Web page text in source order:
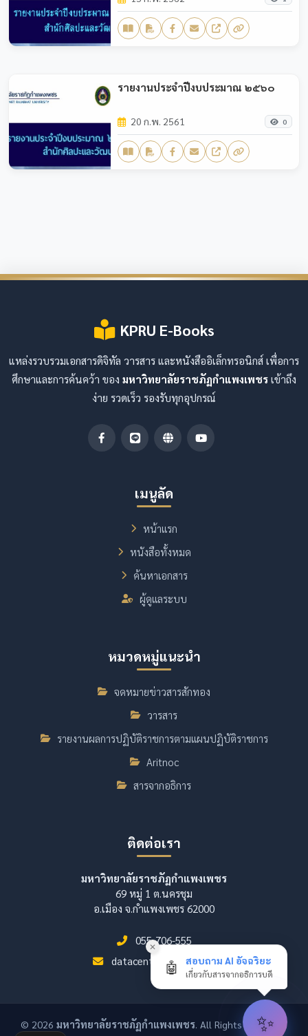
รายงานประจำปีงบประมาณ ๒๕๖๐
20 ก.พ. 2561 0
KPRU E-Books
แหล่งรวบรวมเอกสารดิจิทัล วารสาร และหนังสืออิเล็กทรอนิกส์ เพื่อการ
ศึกษาและการค้นคว้า ของ มหาวิทยาลัยราชภัฏกำแพงเพชร เข้าถึง
ง่าย รวดเร็ว รองรับทุกอุปกรณ์
เมนูลัด
หน้าแรก
หนังสือทั้งหมด
ค้นหาเอกสาร
ผู้ดูแลระบบ
หมวดหมู่แนะนำ
จดหมายข่าวสารสักทอง
วารสาร
รายงานผลการปฏิบัติราชการตามแผนปฏิบัติราชการ
Aritnoc
สารจากอธิการ
ติดต่อเรา
มหาวิทยาลัยราชภัฏกำแพงเพชร
69 หมู่ 1 ต.นครชุม
อ.เมือง จ.กำแพงเพชร 62000
055-706-555
datacenter@kpru.ac.th
© 2026 มหาวิทยาลัยราชภัฏกำแพงเพชร. All Rights Reserved.
✕
🤖 สอบถาม AI อัจฉริยะ
เกี่ยวกับสารจากอธิการบดี
✨